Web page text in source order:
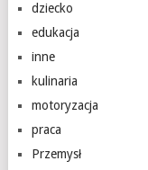
dziecko
edukacja
inne
kulinaria
motoryzacja
praca
Przemysł